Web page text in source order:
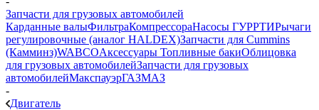
Запчасти для грузовых автомобилей
Карданные валыФильтраКомпрессораНасосы ГУРРТИРычаги
регулировочные (аналог HALDEX)Запчасти для Cummins
(Камминз)WABCOАксессуары Топливные бакиОблицовка
для грузовых автомобилейЗапчасти для грузовых
автомобилейМакспауэрГАЗМАЗ
-
Двигатель